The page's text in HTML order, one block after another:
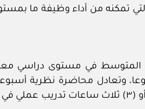
تمكنه من أداء وظيفة ما
المتوسط في مستوى دراسي
الدراسي الواحد الذي لا يقل عن (١٦) ستة عشر أسبوعا، وتعادل محاضرة
داخل القاعة التعليمية لا تقل مدتها عن (٥٠) خمسين دقيقة، أو (٢) ساعتي تدريب في المختبرات أو (٣)